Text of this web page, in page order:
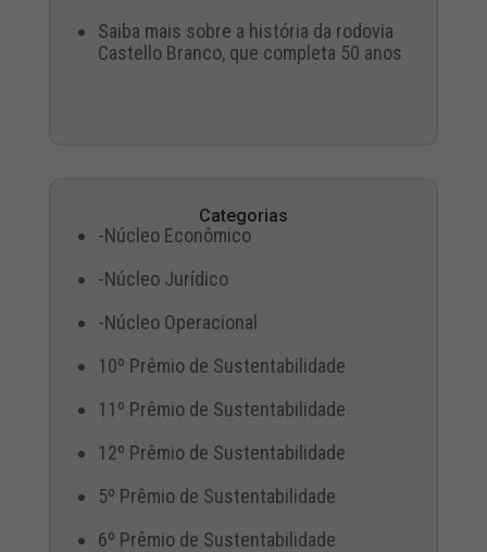
Saiba mais sobre a história da rodovia
Castello Branco, que completa 50 anos
Categorias
-Núcleo Econômico
-Núcleo Jurídico
-Núcleo Operacional
10º Prêmio de Sustentabilidade
11º Prêmio de Sustentabilidade
12º Prêmio de Sustentabilidade
5º Prêmio de Sustentabilidade
6º Prêmio de Sustentabilidade